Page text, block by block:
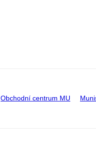
Obchodní centrum MU